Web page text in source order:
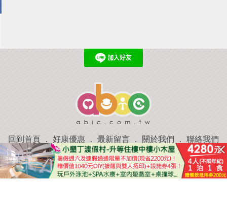
回到首頁 ． 好康優惠 ． 最新留言 ． 關於我們 ． 聯絡我們
部落格微件．商家合作．討論區．推薦景點． APP下載
羿磊資訊 服務條款&隱私權政策